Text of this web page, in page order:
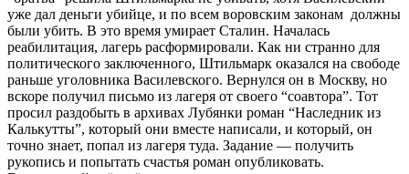
уже дал деньги убийце, и по всем воровским законам должны
были убить. В это время умирает Сталин. Началась
реабилитация, лагерь расформировали. Как ни странно для
политического заключенного, Штильмарк оказался на свободе
раньше уголовника Василевского. Вернулся он в Москву, но
вскоре получил письмо из лагеря от своего “соавтора”. Тот
просил раздобыть в архивах Лубянки роман “Наследник из
Калькутты”, который они вместе написали, и который, он
точно знает, попал из лагеря туда. Задание — получить
рукопись и попытать счастья роман опубликовать.